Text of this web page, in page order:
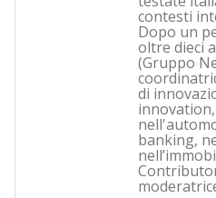
contesti
Dopo un
oltre dieci
(Gruppo
di
banking,